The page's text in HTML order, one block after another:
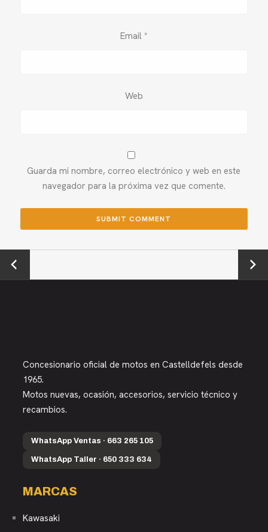
Email *
Web
Guarda mi nombre, correo electrónico y web en este
navegador para la próxima vez que comente.
←
Previou
Next →
Concesionario oficial de motos en Castelldefels desde
1965.
Motos nuevas, ocasión, accesorios, servicio técnico y
recambios.
WhatsApp Ventas · 663 265 105
WhatsApp Taller · 650 333 634
MARCAS
Kawasaki